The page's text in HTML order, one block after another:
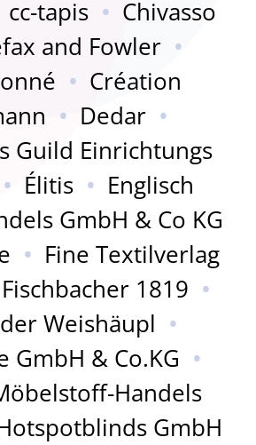
cc-tapis • Chivasso
and Fowler •
• Création
• Dedar •
Guild Einrichtungs
• Élitis • Englisch
GmbH & Co KG
• Fine Textilverlag
Fischbacher 1819 •
Weishäupl •
GmbH & Co.KG •
Handels
GmbH